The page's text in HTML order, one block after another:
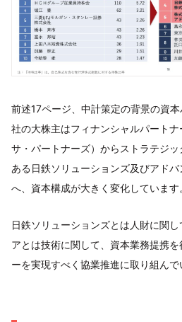
前述17ページ、中計策定の背景の資
社の大株主はフィナンシャルパート
サ・パートナーズ）からストラテジ
ある日鉄ソリューションズ及びアド
へ、資本構成が大きく変化しています
日鉄ソリューションズとは人財に関
アとは技術に関して、資本業務提携
ーを実現すべく協業推進に取り組んで